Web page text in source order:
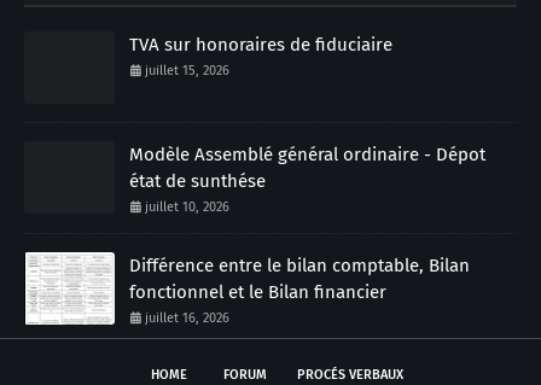
TVA sur honoraires de fiduciaire
juillet 15, 2026
Modèle Assemblé général ordinaire - Dépot
état de sunthése
juillet 10, 2026
Différence entre le bilan comptable, Bilan
fonctionnel et le Bilan financier
juillet 16, 2026
HOME FORUM PROCÉS VERBAUX